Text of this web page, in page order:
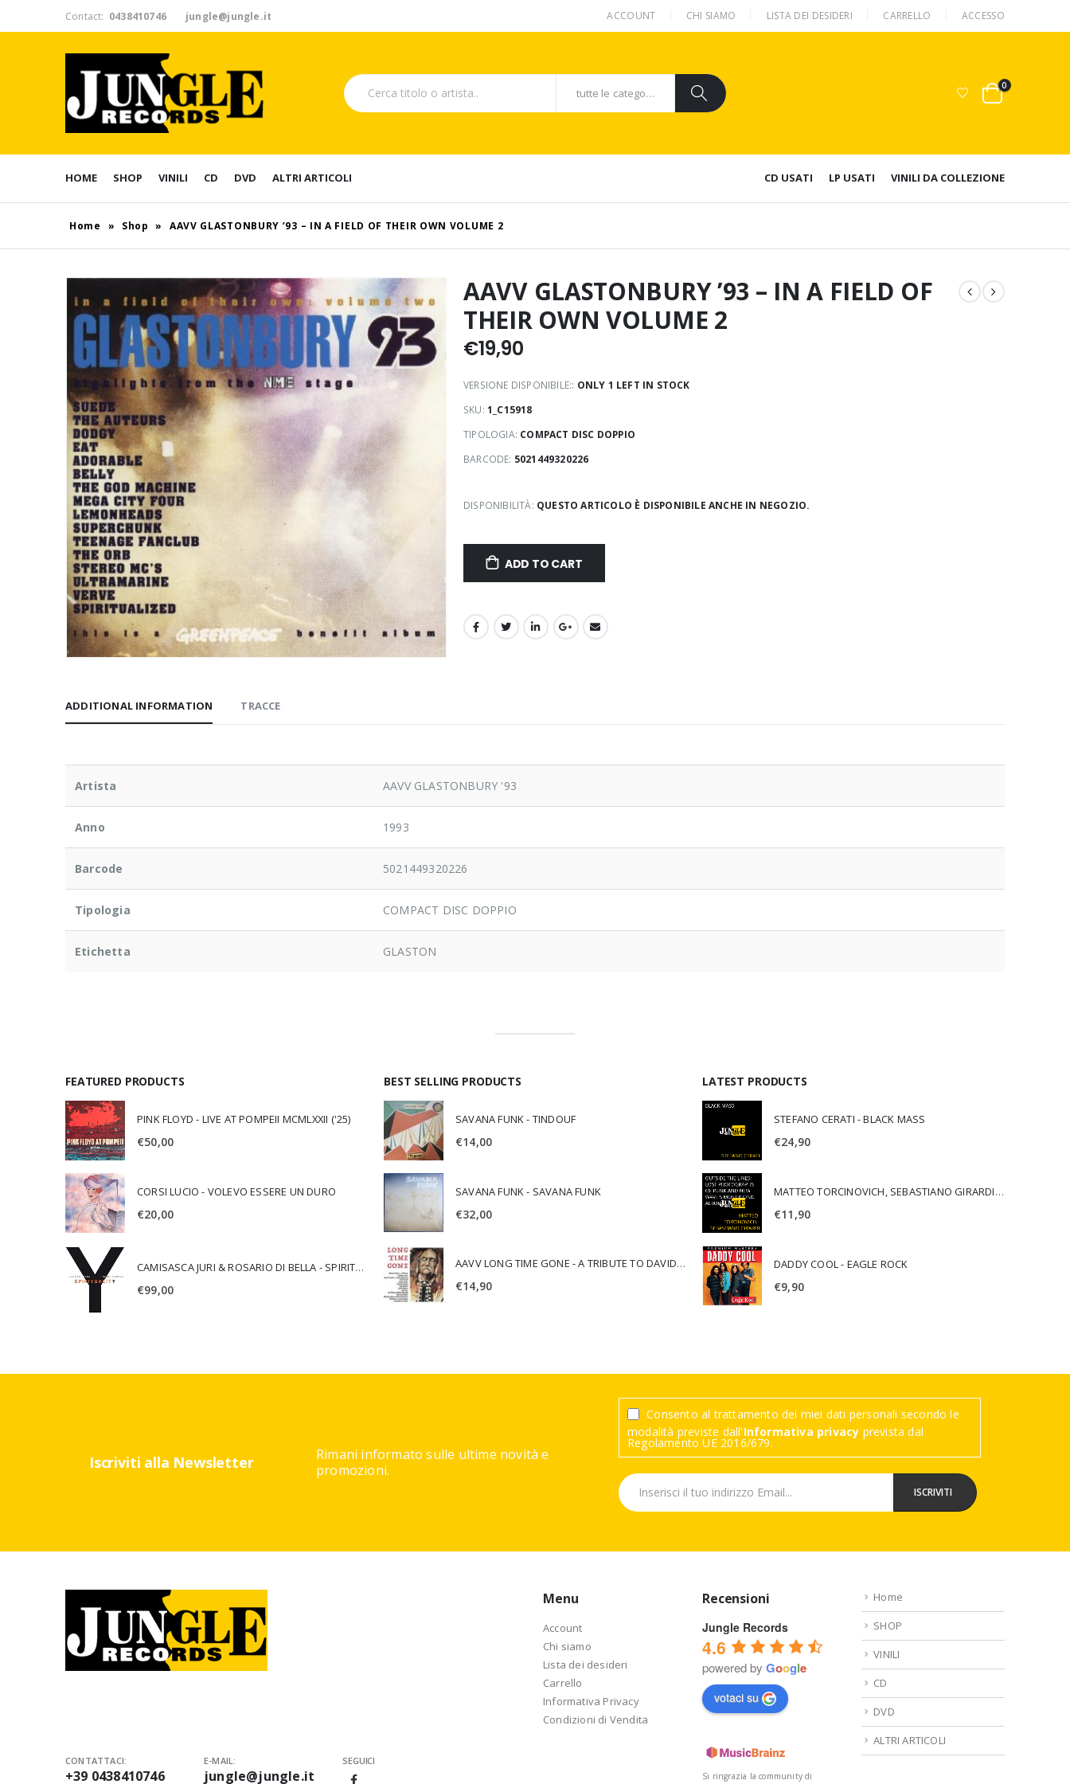
Contact: 0438410746 jungle@jungle.it ACCOUNT CHI SIAMO LISTA DEI DESIDERI CARRELLO ACCESSO
tutte le categorie
0
HOME SHOP VINILI CD DVD ALTRI ARTICOLI CD USATI LP USATI VINILI DA COLLEZIONE
Home » Shop » AAVV GLASTONBURY ’93 – IN A FIELD OF THEIR OWN VOLUME 2
AAVV GLASTONBURY ’93 – IN A FIELD OF
THEIR OWN VOLUME 2
€19,90
VERSIONE DISPONIBILE:: ONLY 1 LEFT IN STOCK
SKU: 1_C15918
TIPOLOGIA: COMPACT DISC DOPPIO
BARCODE: 5021449320226
DISPONIBILITÀ: QUESTO ARTICOLO È DISPONIBILE ANCHE IN NEGOZIO.
ADD TO CART
ADDITIONAL INFORMATION TRACCE
Artista AAVV GLASTONBURY '93
Anno 1993
Barcode 5021449320226
Tipologia COMPACT DISC DOPPIO
Etichetta GLASTON
FEATURED PRODUCTS
PINK FLOYD - LIVE AT POMPEII MCMLXXII ('25)
€50,00
CORSI LUCIO - VOLEVO ESSERE UN DURO
€20,00
CAMISASCA JURI & ROSARIO DI BELLA - SPIRITUALITY
€99,00
BEST SELLING PRODUCTS
SAVANA FUNK - TINDOUF
€14,00
SAVANA FUNK - SAVANA FUNK
€32,00
AAVV LONG TIME GONE - A TRIBUTE TO DAVID CROSBY
€14,90
LATEST PRODUCTS
STEFANO CERATI - BLACK MASS
€24,90
MATTEO TORCINOVICH, SEBASTIANO GIRARDI - OUTSIDE THE LINES: LOST PHOTOGRAPHS OF PUNK AND NEW WAVE'S MOST ICONIC ALBUMS
€11,90
DADDY COOL - EAGLE ROCK
€9,90
Iscriviti alla Newsletter
Rimani informato sulle ultime novità e
promozioni.
Consento al trattamento dei miei dati personali secondo le
modalità previste dall'Informativa privacy prevista dal
Regolamento UE 2016/679.
CONTATTACI:
+39 0438410746
E-MAIL:
jungle@jungle.it
SEGUICI
Menu
Account
Chi siamo
Lista dei desideri
Carrello
Informativa Privacy
Condizioni di Vendita
Recensioni
Jungle Records
4.6
powered by Google
votaci su
Si ringrazia la community di
Home
SHOP
VINILI
CD
DVD
ALTRI ARTICOLI